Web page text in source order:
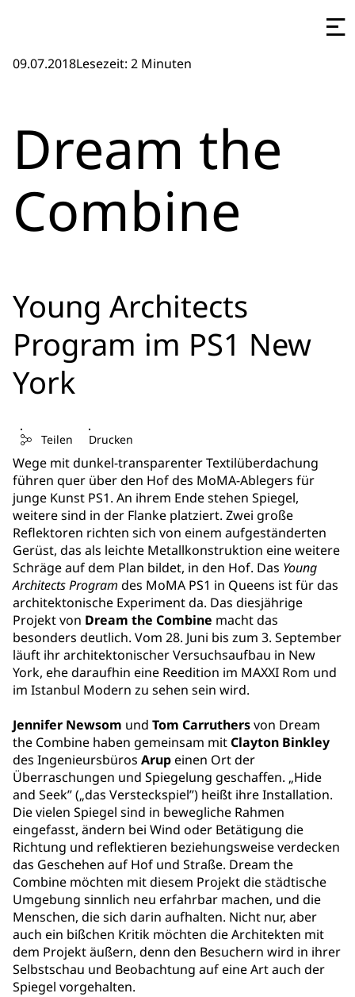
09.07.2018Lesezeit: 2 Minuten
Dream the
Combine
Young Architects
Program im PS1 New
York
Teilen Drucken
Wege mit dunkel-transparenter Textilüberdachung
führen quer über den Hof des MoMA-Ablegers für
junge Kunst PS1. An ihrem Ende stehen Spiegel,
weitere sind in der Flanke platziert. Zwei große
Reflektoren richten sich von einem aufgeständerten
Gerüst, das als leichte Metallkonstruktion eine weitere
Schräge auf dem Plan bildet, in den Hof. Das Young
Architects Program des MoMA PS1 in Queens ist für das
architektonische Experiment da. Das diesjährige
Projekt von Dream the Combine macht das
besonders deutlich. Vom 28. Juni bis zum 3. September
läuft ihr architektonischer Versuchsaufbau in New
York, ehe daraufhin eine Reedition im MAXXI Rom und
im Istanbul Modern zu sehen sein wird.
Jennifer Newsom und Tom Carruthersvon Dream
the Combine haben gemeinsam mitClayton Binkley
des Ingenieursbüros Arupeinen Ort der
Überraschungen und Spiegelung geschaffen. „Hide
and Seek” („das Versteckspiel”) heißt ihre Installation.
Die vielen Spiegel sind in bewegliche Rahmen
eingefasst, ändern bei Wind oder Betätigung die
Richtung und reflektieren beziehungsweise verdecken
das Geschehen auf Hof und Straße. Dream the
Combine möchten mit diesem Projekt die städtische
Umgebung sinnlich neu erfahrbar machen, und die
Menschen, die sich darin aufhalten. Nicht nur, aber
auch ein bißchen Kritik möchten die Architekten mit
dem Projekt äußern, denn den Besuchern wird in ihrer
Selbstschau und Beobachtung auf eine Art auch der
Spiegel vorgehalten.